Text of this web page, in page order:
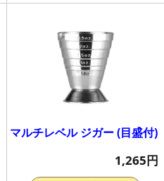
マルチレベル ジガー (目盛付)
1,265円